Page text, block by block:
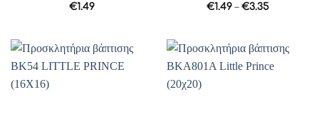
€1.49
€1.49 – €3.35Price
€3.35